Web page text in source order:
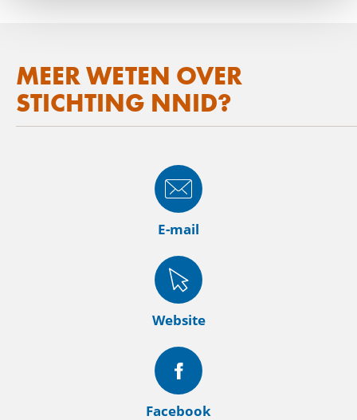
MEER WETEN OVER
STICHTING NNID?
E-mail
Website
Facebook